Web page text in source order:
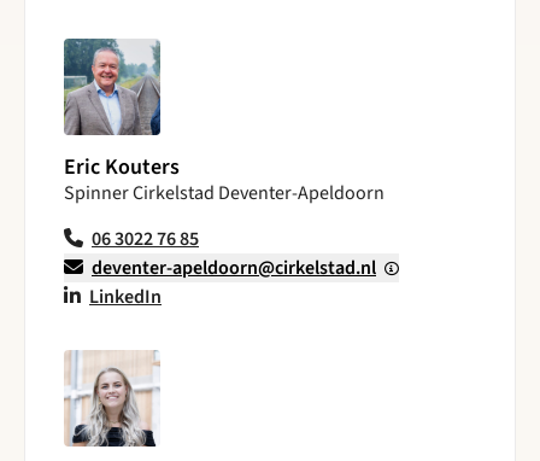
Eric Kouters
Spinner Cirkelstad Deventer-Apeldoorn
06 3022 76 85
deventer-apeldoorn@cirkelstad.nl
LinkedIn